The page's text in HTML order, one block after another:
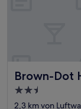
Brown-Dot
Brown-Dot
2.5-
Sterne-
2,3 km von